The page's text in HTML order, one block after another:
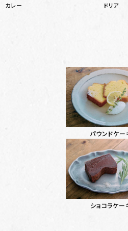
カレー ドリア
パウンドケー
ショコラケー